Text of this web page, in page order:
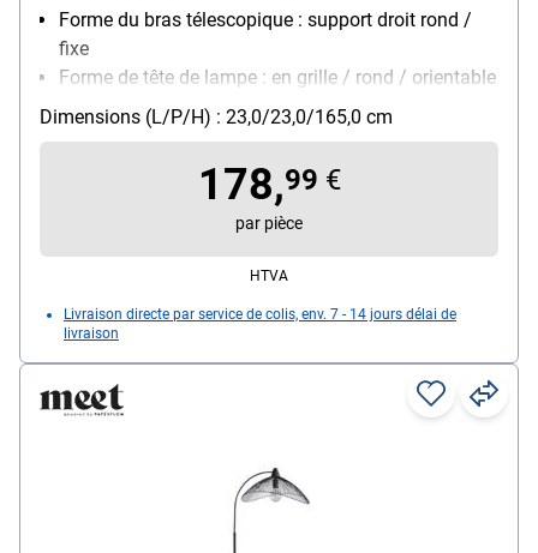
Forme du bras télescopique : support droit rond /
fixe
Forme de tête de lampe : en grille / rond / orientable
Montage : pied
Modèle d'ampoule : 3x ampoule (non fournies) / E2
Particularités : 3 têtes d'éclairage séparées /
interrupteur au pied sur le câble / socle lesté
Dimensions (L/P/H) : 23,0/23,0/165,0 cm
178,99 €
par pièce
HTVA
Livraison directe par service de colis, env. 7 - 14 jours délai de
livraison